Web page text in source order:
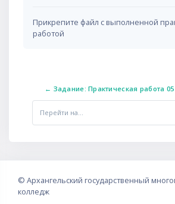
Прикрепите файл с выполненной
работой
← Задание: Практическая работа 05
Перейти на...
© Архангельский государственный
колледж